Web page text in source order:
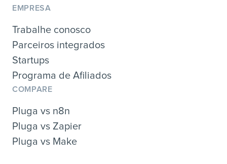
EMPRESA
Trabalhe conosco
Parceiros integrados
Startups
Programa de Afiliados
COMPARE
Pluga vs n8n
Pluga vs Zapier
Pluga vs Make